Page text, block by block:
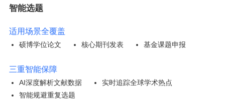
智能选题
适用场景全覆盖
硕博学位论文 核心期刊发表 基金课题申报
三重智能保障
AI深度解析文献数据
实时追踪全球学术热点
智能规避重复选题